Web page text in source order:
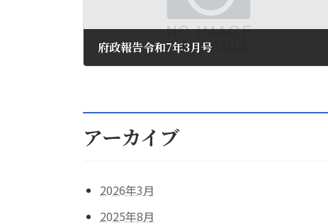
府政報告令和7年3月号
アーカイブ
2026年3月
2025年8月